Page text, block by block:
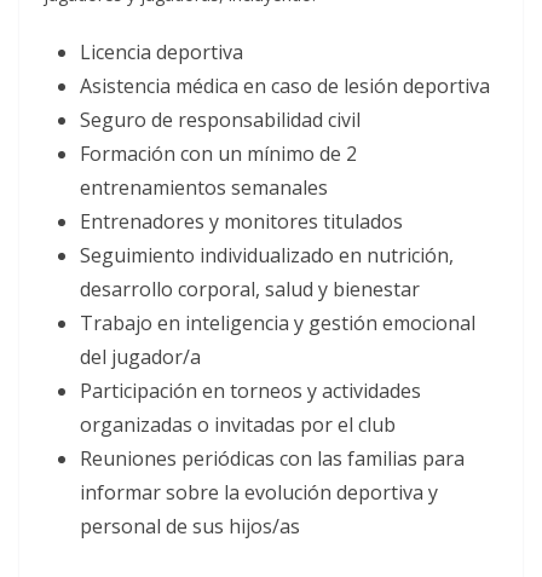
Licencia deportiva
Asistencia médica en caso de lesión deportiva
Seguro de responsabilidad civil
Formación con un mínimo de 2
entrenamientos semanales
Entrenadores y monitores titulados
Seguimiento individualizado en nutrición,
desarrollo corporal, salud y bienestar
Trabajo en inteligencia y gestión emocional
del jugador/a
Participación en torneos y actividades
organizadas o invitadas por el club
Reuniones periódicas con las familias para
informar sobre la evolución deportiva y
personal de sus hijos/as